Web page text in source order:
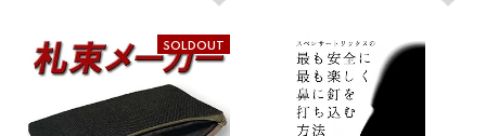
SOLDOUT